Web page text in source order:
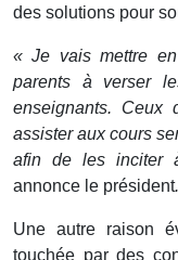
des solutions pour
« Je vais mettre
parents à verser
enseignants. Ceux
assister aux cours
afin de les inciter
annonce le président.
Une autre raison
touchée par des